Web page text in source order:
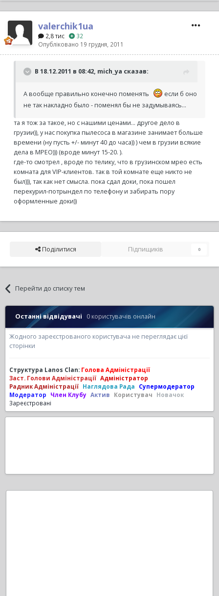
valerchik1ua
2,8 тис
32
Опубліковано 19 грудня, 2011
В 18.12.2011 в 08:42, mich_ya сказав:
А вообще правильно конечно поменять
если б оно
не так накладно было - поменял бы не задумываясь...
та я тож за такое, но с нашими ценами... другое дело в
грузии)), у нас покупка пылесоса в магазине занимает больше
времени (ну пусть +/- минут 40 до часа)) ) чем в грузии всякие
дела в МРЕО))) (вроде минут 15-20. ).
где-то смотрел , вроде по телику, что в грузинском мрео есть
комната для VIP-клиентов. так в той комнате еще никто не
был))), так как нет смысла. пока сдал доки, пока пошел
перекурил-потрындел по телефону и забирать пору
оформленные доки))
Поділитися Підпищиків 0
Перейти до списку тем
Останні відвідувачі 0 користувачів онлайн
Жодного зареєстрованого користувача не переглядає цієї
сторінки
Структура Lanos Clan: Голова Адміністрації
Заст. Голови Адміністрації Адміністратор
Радник Адміністрації Наглядова Рада
Супермодератор
Модератор
Член Клубу Актив Користувач
Новачок
Зареєстровані